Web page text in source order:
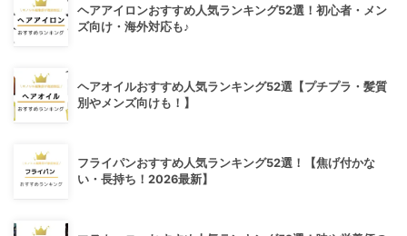
ヘアアイロンおすすめ人気ランキング52選！初心者・メン
ズ向け・海外対応も♪
ヘアオイルおすすめ人気ランキング52選【プチプラ・髪質
別やメンズ向けも！】
フライパンおすすめ人気ランキング52選！【焦げ付かな
い・長持ち！2026最新】